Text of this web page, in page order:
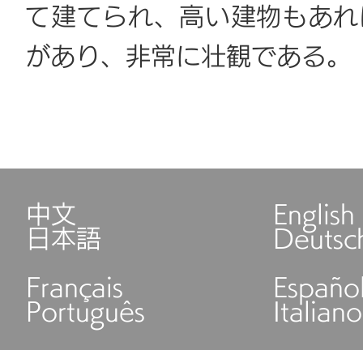
て建てられ、高い建物もあ
があり、非常に壮観である。
中文 English
日本語
Français
Português Italiano